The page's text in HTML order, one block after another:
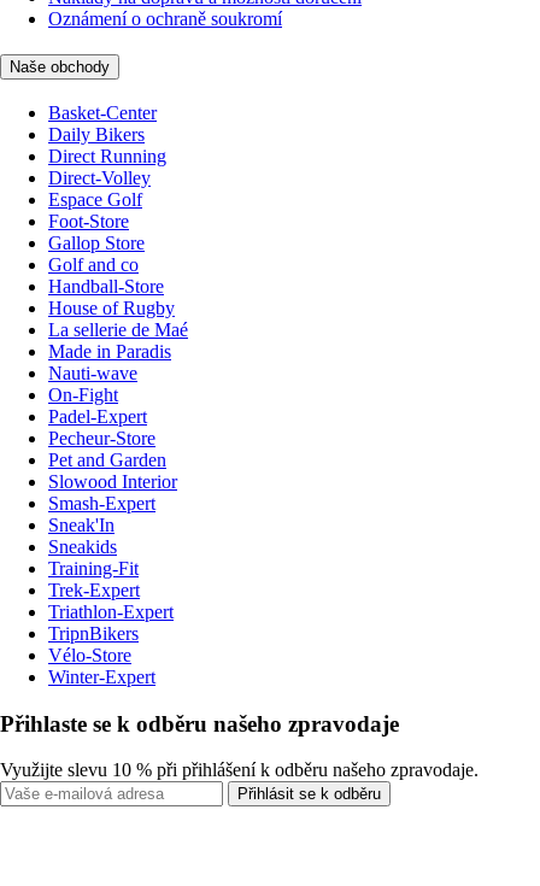
Oznámení o ochraně soukromí
Naše obchody
Basket-Center
Daily Bikers
Direct Running
Direct-Volley
Espace Golf
Foot-Store
Gallop Store
Golf and co
Handball-Store
House of Rugby
La sellerie de Maé
Made in Paradis
Nauti-wave
On-Fight
Padel-Expert
Pecheur-Store
Pet and Garden
Slowood Interior
Smash-Expert
Sneak'In
Sneakids
Training-Fit
Trek-Expert
Triathlon-Expert
TripnBikers
Vélo-Store
Winter-Expert
Přihlaste se k odběru našeho zpravodaje
Využijte slevu 10 % při přihlášení k odběru našeho zpravodaje.
Přihlásit se k odběru